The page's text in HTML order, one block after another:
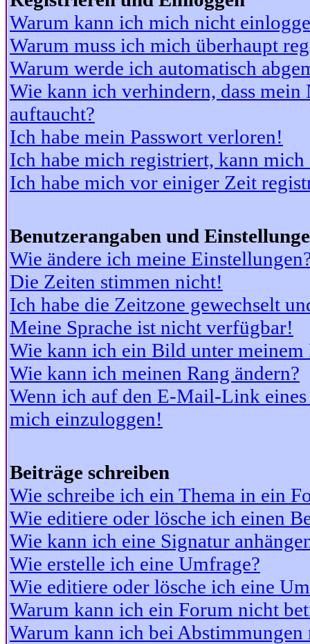
Warum kann ich mich nicht
Warum muss ich mich überhaupt
Warum werde ich automatisch
Wie kann ich verhindern, dass
auftaucht?
Ich habe mein Passwort verloren!
Ich habe mich registriert, kann
Ich habe mich vor einiger Zeit
Benutzerangaben und
Wie ändere ich meine
Die Zeiten stimmen nicht!
Ich habe die Zeitzone gewechselt
Meine Sprache ist nicht verfügbar!
Wie kann ich ein Bild unter meinem
Wie kann ich meinen Rang ändern?
Wenn ich auf den E-Mail-Link
mich einzuloggen!
Beiträge schreiben
Wie schreibe ich ein Thema in ein
Wie editiere oder lösche ich einen
Wie kann ich eine Signatur
Wie erstelle ich eine Umfrage?
Wie editiere oder lösche ich eine
Warum kann ich ein Forum nicht
Warum kann ich bei